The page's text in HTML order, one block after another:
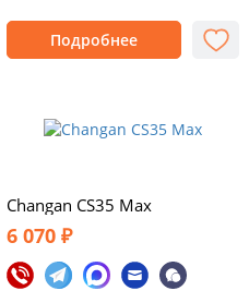
Подробнее
Changan CS35 Max
6 070 ₽